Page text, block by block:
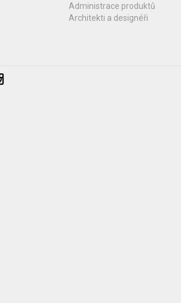
Administrace produktů
Architekti a designéři